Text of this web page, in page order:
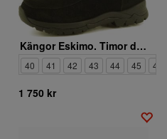
Kängor Eskimo. Timor dubbar 3220709 6
40 41 42 43 44 45 46
1 750 kr